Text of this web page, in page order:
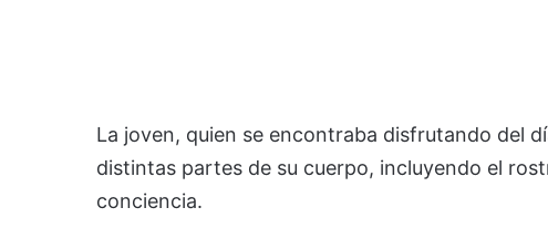
La joven, quien se encontraba disfrutando del
distintas partes de su cuerpo, incluyendo el
conciencia.